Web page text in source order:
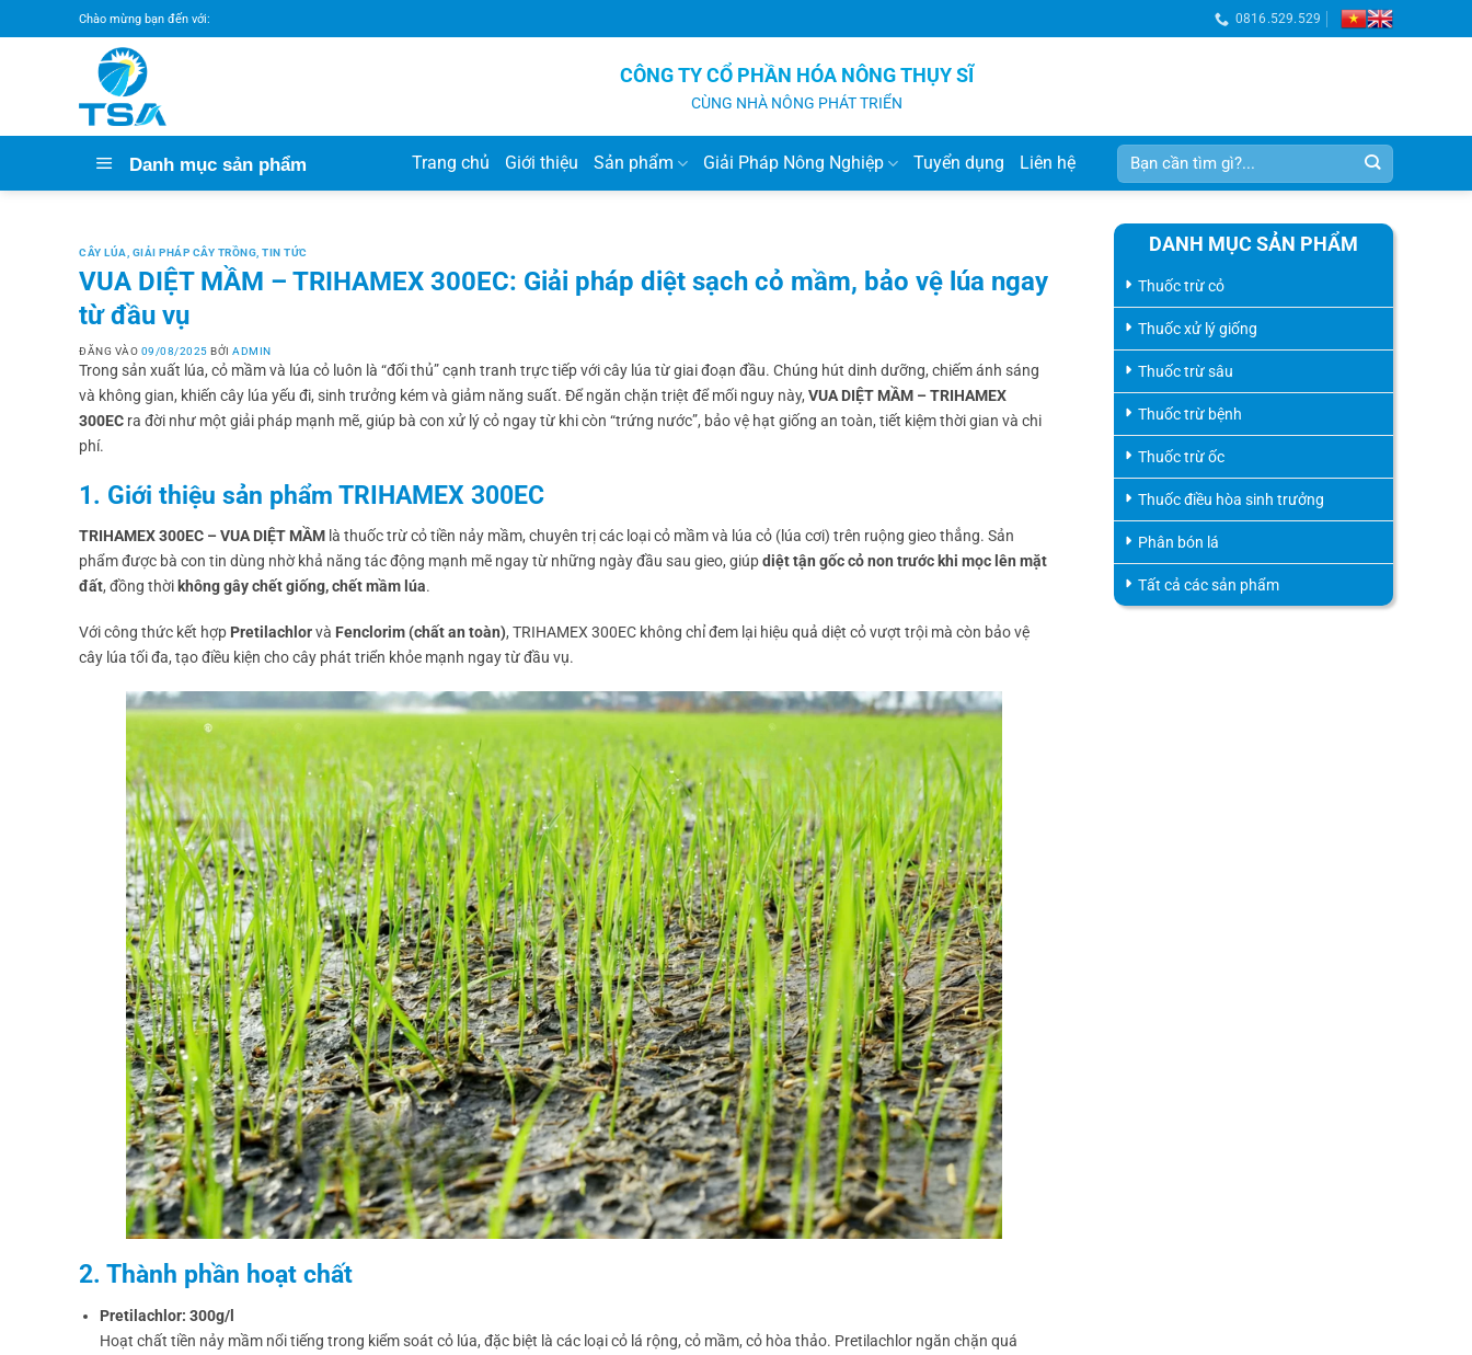
qua
Chào mừng bạn đến với: 0816.529.529
CÔNG TY CỔ PHẦN HÓA NÔNG THỤY SĨ
CÙNG NHÀ NÔNG PHÁT TRIỂN
Danh mục sản phẩm Trang chủ Giới thiệu Sản phẩm Giải Pháp Nông Nghiệp Tuyển dụng Liên hệ
Tìm
kiếm:
CÂY LÚA GIẢI PHÁP CÂY TRỒNG ,TIN TỨC
VUA DIỆT MẦM – TRIHAMEX 300EC: Giải pháp diệt sạch cỏ mầm, bảo vệ lúa ngay
từ đầu vụ
ĐĂNG VÀO 09/08/2025 BỞIADMIN
Trong sản xuất lúa, cỏ mầm và lúa cỏ luôn là “đối thủ” cạnh tranh trực tiếp với cây lúa từ giai đoạn đầu. Chúng hút dinh dưỡng, chiếm ánh sáng
và không gian, khiến cây lúa yếu đi, sinh trưởng kém và giảm năng suất. Để ngăn chặn triệt để mối nguy này, VUA DIỆT MẦM – TRIHAMEX
300EC ra đời như một giải pháp mạnh mẽ, giúp bà con xử lý cỏ ngay từ khi còn “trứng nước”, bảo vệ hạt giống an toàn, tiết kiệm thời gian và chi
phí.
1. Giới thiệu sản phẩm TRIHAMEX 300EC
TRIHAMEX 300EC – VUA DIỆT MẦM là thuốc trừ cỏ tiền nảy mầm, chuyên trị các loại cỏ mầm và lúa cỏ (lúa cơi) trên ruộng gieo thẳng. Sản
phẩm được bà con tin dùng nhờ khả năng tác động mạnh mẽ ngay từ những ngày đầu sau gieo, giúpdiệt tận gốc cỏ non trước khi mọc lên mặt
đất, đồng thời không gây chết giống, chết mầm lúa.
Với công thức kết hợp Pretilachlorvà Fenclorim (chất an toàn), TRIHAMEX 300EC không chỉ đem lại hiệu quả diệt cỏ vượt trội mà còn bảo vệ
cây lúa tối đa, tạo điều kiện cho cây phát triển khỏe mạnh ngay từ đầu vụ.
2. Thành phần hoạt chất
Pretilachlor: 300g/l
Hoạt chất tiền nảy mầm nổi tiếng trong kiểm soát cỏ lúa, đặc biệt là các loại cỏ lá rộng, cỏ mầm, cỏ hòa thảo. Pretilachlor ngăn chặn quá
DANH MỤC SẢN PHẨM
Thuốc trừ cỏ
Thuốc xử lý giống
Thuốc trừ sâu
Thuốc trừ bệnh
Thuốc trừ ốc
Thuốc điều hòa sinh trưởng
Phân bón lá
Tất cả các sản phẩm